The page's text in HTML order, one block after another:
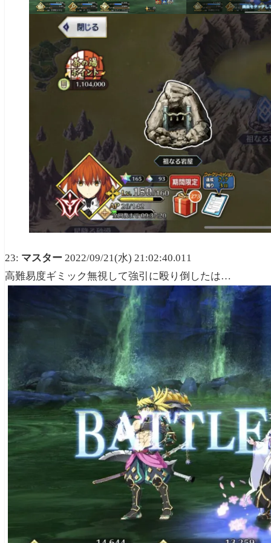
23: マスター 2022/09/21(水) 21:02:40.011
高難易度ギミック無視して強引に殴り倒したは…